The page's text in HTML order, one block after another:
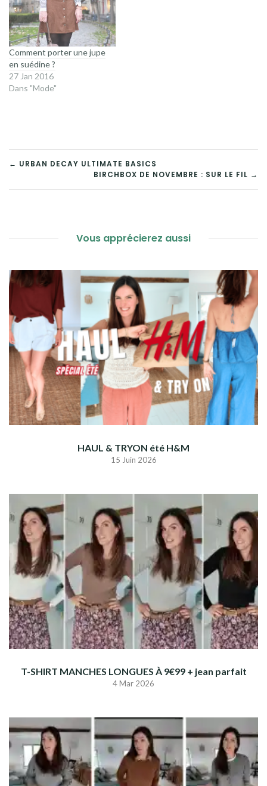
Comment porter une jupe
en suédine ?
27 Jan 2016
Dans "Mode"
NAVIGATION
DE
← URBAN DECAY ULTIMATE BASICS
BIRCHBOX DE NOVEMBRE : SUR LE FIL →
Vous apprécierez aussi
HAUL & TRYON été H&M
15 Juin 2026
T-SHIRT MANCHES LONGUES À 9€99 + jean parfait
4 Mar 2026